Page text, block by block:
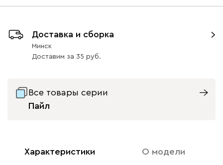
Доставка и сборка
Минск
Доставим за 35
Все товары серии
Пайл
Характеристики О модели